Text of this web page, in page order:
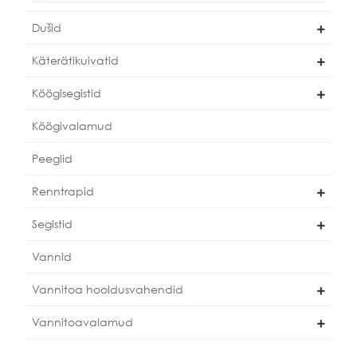
Dušid
Käterätikuivatid
Köögisegistid
Köögivalamud
Peeglid
Renntrapid
Segistid
Vannid
Vannitoa hooldusvahendid
Vannitoavalamud